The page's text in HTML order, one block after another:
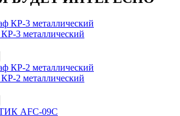
3 металлический
2 металлический